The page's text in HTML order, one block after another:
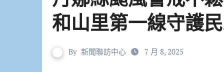
和山里第一線守護
By 新聞聯訪中心 7 月 8, 2025